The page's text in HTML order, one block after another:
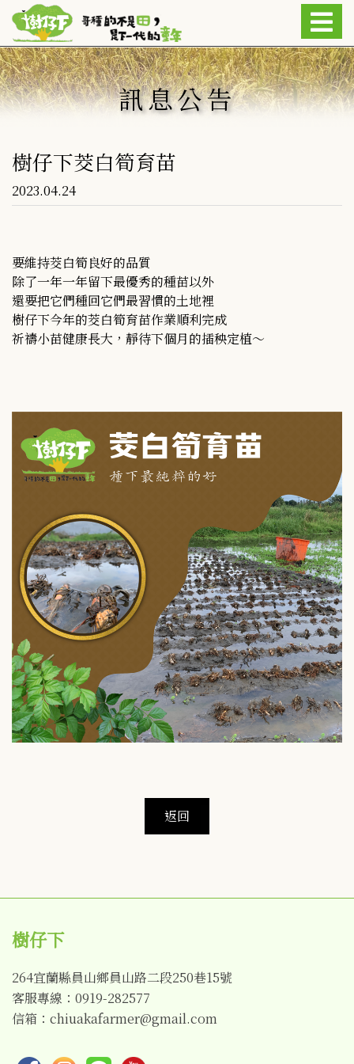
訊息公告
樹仔下茭白筍育苗
2023.04.24
要維持茭白筍良好的品質
除了一年一年留下最優秀的種苗以外
還要把它們種回它們最習慣的土地裡
樹仔下今年的茭白筍育苗作業順利完成
祈禱小苗健康長大，靜待下個月的插秧定植～
樹仔下
264宜蘭縣員山鄉員山路二段250巷15號
客服專線：0919-282577
信箱：chiuakafarmer@gmail.com